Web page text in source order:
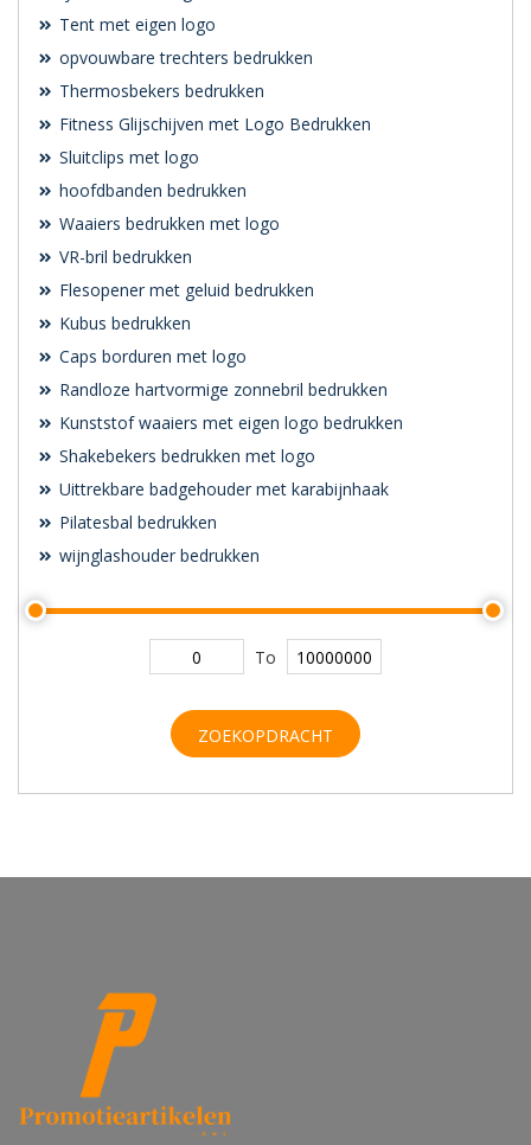
Tent met eigen logo
opvouwbare trechters bedrukken
Thermosbekers bedrukken
Fitness Glijschijven met Logo Bedrukken
Sluitclips met logo
hoofdbanden bedrukken
Waaiers bedrukken met logo
VR-bril bedrukken
Flesopener met geluid bedrukken
Kubus bedrukken
Caps borduren met logo
Randloze hartvormige zonnebril bedrukken
Kunststof waaiers met eigen logo bedrukken
Shakebekers bedrukken met logo
Uittrekbare badgehouder met karabijnhaak
Pilatesbal bedrukken
wijnglashouder bedrukken
To
ZOEKOPDRACHT